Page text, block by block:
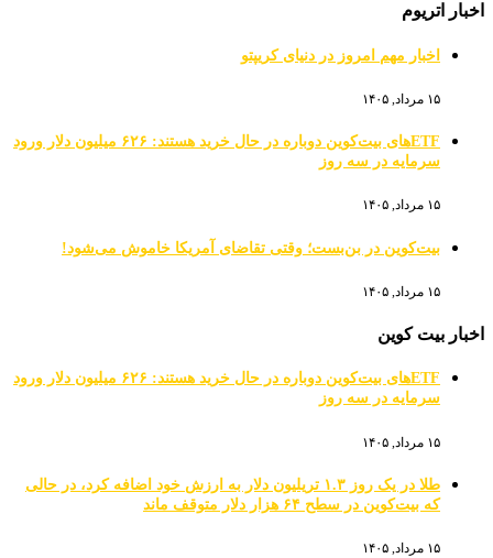
اخبار اتریوم
اخبار مهم امروز در دنیای کریپتو
۱۵ مرداد, ۱۴۰۵
ETFهای بیت‌کوین دوباره در حال خرید هستند: ۶۲۶ میلیون دلار ورود
سرمایه در سه روز
۱۵ مرداد, ۱۴۰۵
بیت‌کوین در بن‌بست؛ وقتی تقاضای آمریکا خاموش می‌شود!
۱۵ مرداد, ۱۴۰۵
اخبار بیت کوین
ETFهای بیت‌کوین دوباره در حال خرید هستند: ۶۲۶ میلیون دلار ورود
سرمایه در سه روز
۱۵ مرداد, ۱۴۰۵
طلا در یک روز ۱.۳ تریلیون دلار به ارزش خود اضافه کرد، در حالی
که بیت‌کوین در سطح ۶۴ هزار دلار متوقف ماند
۱۵ مرداد, ۱۴۰۵